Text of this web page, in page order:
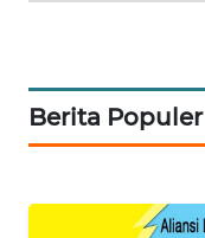
Berita Populer